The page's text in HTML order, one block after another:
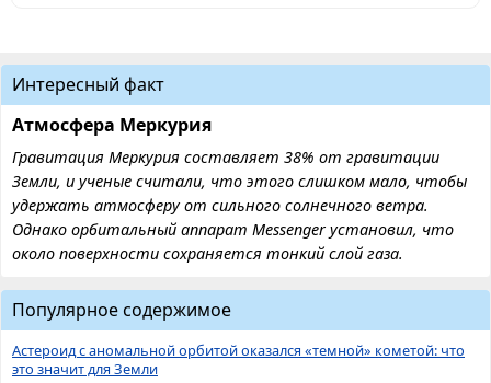
Интересный факт
Атмосфера Меркурия
Гравитация Меркурия составляет 38% от гравитации
Земли, и ученые считали, что этого слишком мало, чтобы
удержать атмосферу от сильного солнечного ветра.
Однако орбитальный аппарат Messenger установил, что
около поверхности сохраняется тонкий слой газа.
Популярное содержимое
Астероид с аномальной орбитой оказался «темной» кометой: что
это значит для Земли